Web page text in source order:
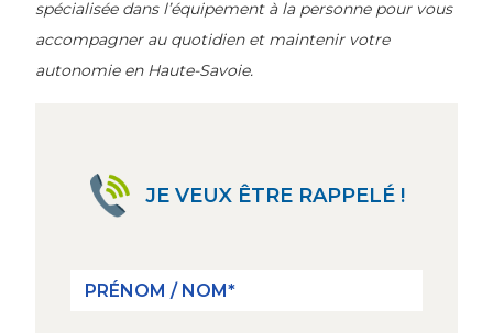
spécialisée dans l’équipement à la personne pour vous
accompagner au quotidien et maintenir votre
autonomie en Haute-Savoie.
JE VEUX ÊTRE RAPPELÉ !